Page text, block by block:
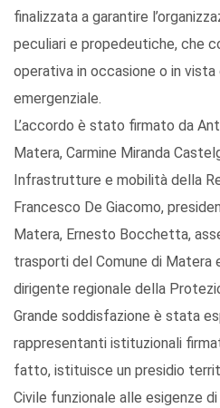
finalizzata a garantire
peculiari e propedeutiche, che
operativa in occasione o in
emergenziale.
L’accordo è stato firmato da
Matera, Carmine Miranda
Infrastrutture e mobilità della
Francesco De Giacomo,
Matera, Ernesto Bocchetta,
trasporti del Comune di Matera
dirigente regionale della
Grande soddisfazione è stata
rappresentanti istituzionali
fatto, istituisce un presidio
Civile funzionale alle esigenze